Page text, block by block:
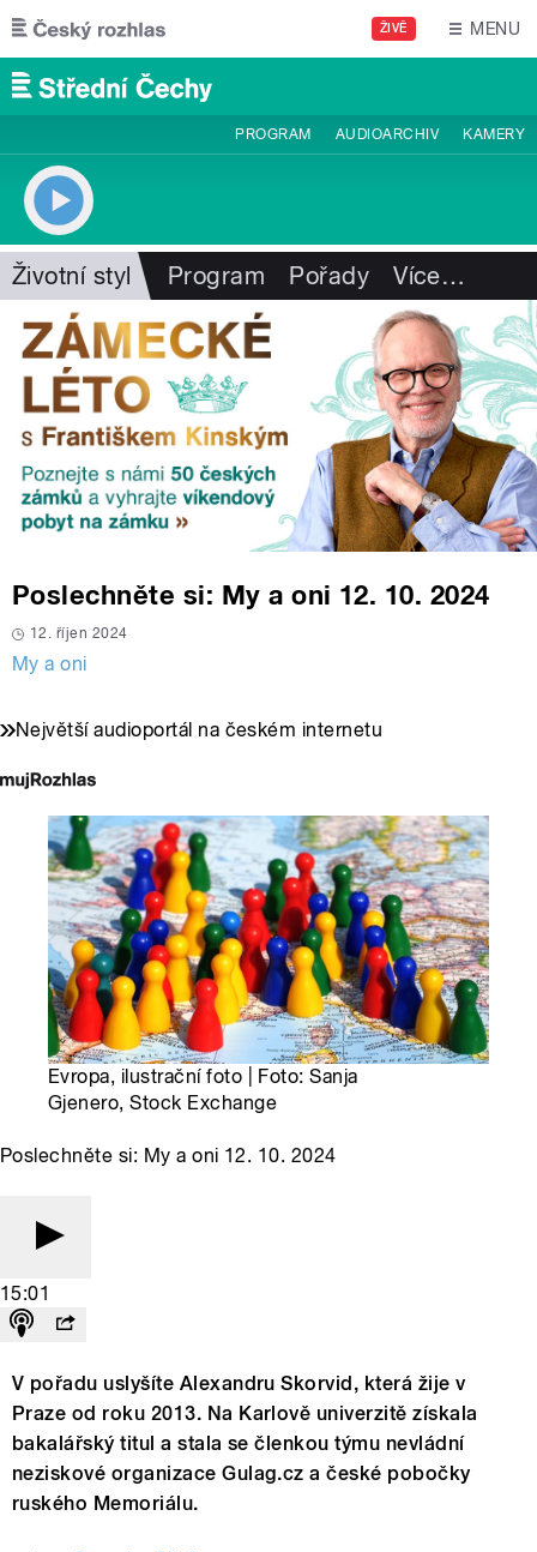
Přejít k hlavnímu obsahu
ŽIVĚ MENU
PROGRAM AUDIOARCHIV KAMERY
Životní styl Program Pořady Více…
Poslechněte si: My a oni 12. 10. 2024
12. říjen 2024
My a oni
Největší audioportál na českém internetu
Evropa, ilustrační foto | Foto: Sanja
Gjenero, Stock Exchange
Poslechněte si: My a oni 12. 10. 2024
15:01
V pořadu uslyšíte Alexandru Skorvid, která žije v
Praze od roku 2013. Na Karlově univerzitě získala
bakalářský titul a stala se členkou týmu nevládní
neziskové organizace Gulag.cz a české pobočky
ruského Memoriálu.